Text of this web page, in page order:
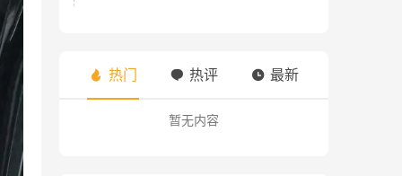
热门 热评 最新
暂无内容